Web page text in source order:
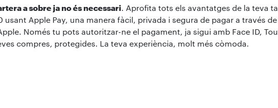
a sobre ja no és necessari. Aprofita tots els avantatges de la teva
usant Apple Pay, una manera fàcil, privada i segura de pagar a través
Només tu pots autoritzar-ne el pagament, ja sigui amb Face ID,
compres, protegides. La teva experiència, molt més còmoda.